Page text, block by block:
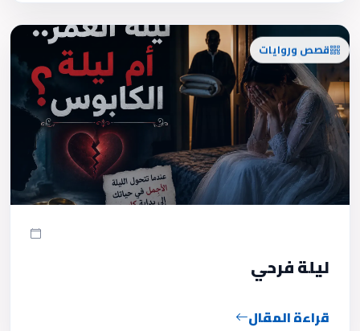
قصص وروايات
ليلة فرحي
قراءة المقال